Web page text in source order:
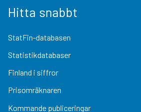
Hitta snabbt
StatFin-databasen
Statistikdatabaser
Finland i siffror
Prisomräknaren
Kommande publiceringar